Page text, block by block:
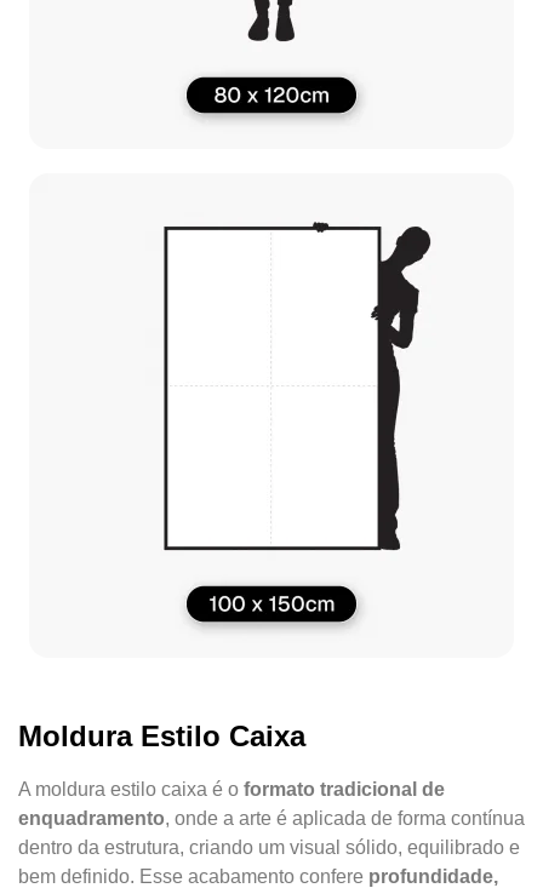
Moldura Estilo Caixa
A moldura estilo caixa é o formato tradicional de
enquadramento, onde a arte é aplicada de forma contínua
dentro da estrutura, criando um visual sólido, equilibrado e
bem definido. Esse acabamento confere profundidade,